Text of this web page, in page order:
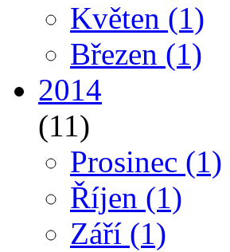
Květen (1)
Březen (1)
2014
(11)
Prosinec (1)
Říjen (1)
Září (1)